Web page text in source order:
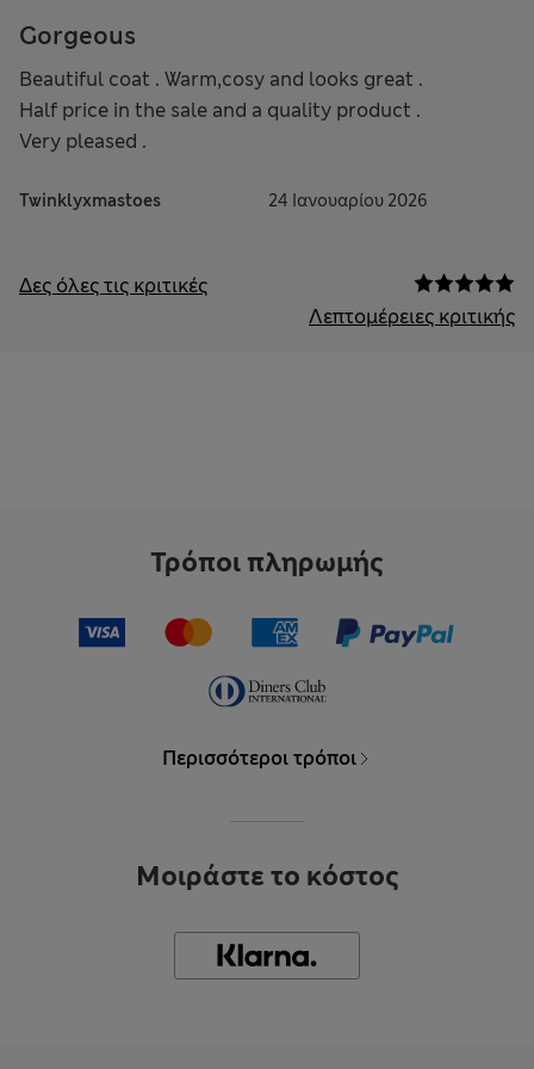
Gorgeous
Beautiful coat . Warm,cosy and looks great .
Half price in the sale and a quality product .
Very pleased .
Twinklyxmastoes 24 Ιανουαρίου 2026
Δες όλες τις κριτικές
Λεπτομέρειες κριτικής
Τρόποι πληρωμής
Περισσότεροι τρόποι
Μοιράστε το κόστος